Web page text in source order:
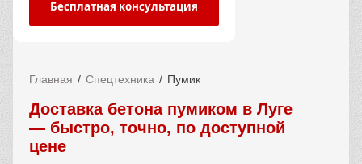
Бесплатная консультация
Главная Спецтехника Пумик
Доставка бетона пумиком в Луге
— быстро, точно, по доступной
цене